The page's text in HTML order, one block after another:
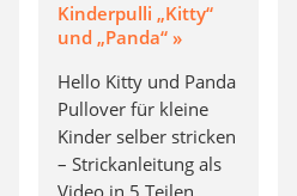
Kinderpulli „Kitty“
und „Panda“ »
Hello Kitty und Panda
Pullover für kleine
Kinder selber stricken
– Strickanleitung als